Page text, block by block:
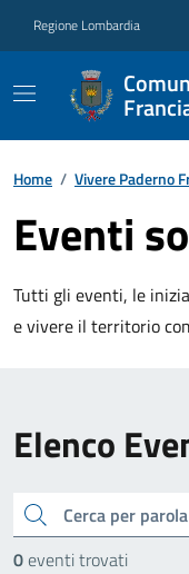
Regione Lombardia
Home / Vivere Paderno
Eventi
Tutti gli eventi, le
e vivere il territorio
Elenco
cerca
0eventi trovati